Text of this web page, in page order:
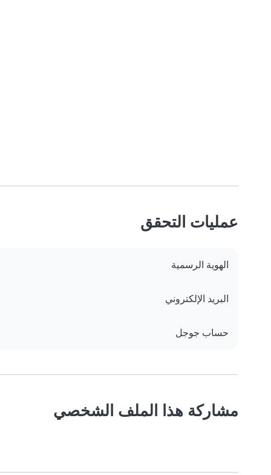
عمليات التحقق
الهوية الرسمية
البريد الإلكتروني
حساب جوجل
مشاركة هذا الملف الشخصي